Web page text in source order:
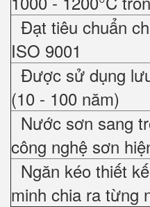
Đạt tiêu chuẩn
ISO 9001
Được sử dụng
(10 - 100 năm)
Nước sơn sang
công nghệ sơn
Ngăn kéo thiết
minh chia ra từng